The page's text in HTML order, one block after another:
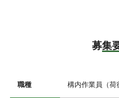
募集
職種 構内作業員（荷